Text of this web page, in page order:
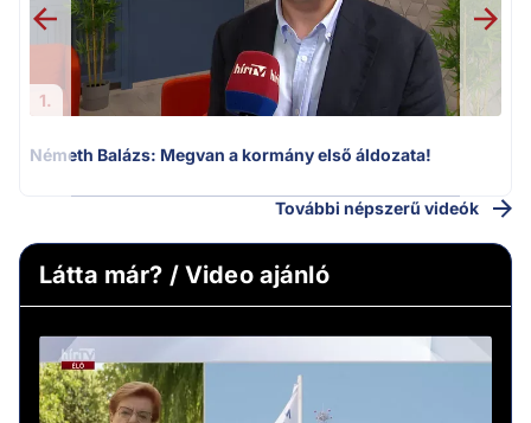
1.
Németh Balázs: Megvan a kormány első áldozata!
További népszerű videók
Látta már? / Video ajánló